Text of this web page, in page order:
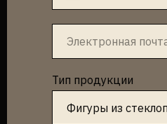
Тип продукции